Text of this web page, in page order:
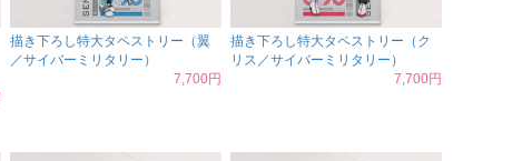
描き下ろし特大タペストリー（翼
／サイバーミリタリー）
7,700円
描き下ろし特大タペストリー（ク
リス／サイバーミリタリー）
7,700円